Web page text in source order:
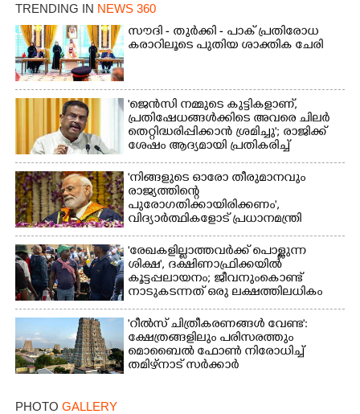
TRENDING IN NEWS 360
സൗദി - തുർക്കി - പാക് പ്രതിരോധ
കരാറിലൂടെ പുതിയ ശാക്തിക ചേരി
'ജെൻസി നമ്മുടെ കുട്ടികളാണ്,
പ്രതിഷേധങ്ങൾക്കിടെ അവരെ ചിലർ
തെറ്റിദ്ധരിപ്പിക്കാൻ ശ്രമിച്ചു'; രാജിക്ക്
ശേഷം ആദ്യമായി പ്രതികരിച്ച്
ധർമ്മേന്ദ്ര പ്രധാൻ
'നിങ്ങളുടെ ഓരോ തീരുമാനവും
രാജ്യത്തിന്റെ
പുരോഗതിക്കായിരിക്കണം',​
വിദ്യാർത്ഥികളോട് പ്രധാനമന്ത്രി
'രേഖകളില്ലാത്തവർക്ക് പൊള്ളുന്ന
ശിക്ഷ', ദക്ഷിണാഫ്രിക്കയിൽ
കൂട്ടപ്പലായനം; ജീവനുംകൊണ്ട്
നാടുകടന്നത് ഒരു ലക്ഷത്തിലധികം
പേർ
'റീൽസ് ചിത്രീകരണങ്ങൾ വേണ്ട':
ക്ഷേത്രങ്ങളിലും പരിസരത്തും
മൊബൈൽ ഫോൺ നിരോധിച്ച്
തമിഴ്നാട് സർക്കാർ
PHOTO GALLERY
×
Share this link
Copy Link